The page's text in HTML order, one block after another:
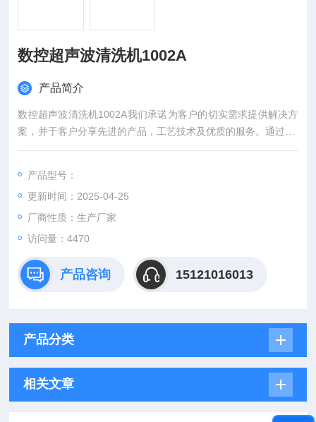
数控超声波清洗机1002A
产品简介
数控超声波清洗机1002A我们承诺为客户的切实需求提供解决方
案，并于客户分享先进的产品，工艺技术及优质的服务。通过了I
SO9001：2008质量管理体认证。
产品型号：
更新时间：2025-04-25
厂商性质：生产厂家
访问量：4470
产品咨询 15121016013
产品分类
相关文章